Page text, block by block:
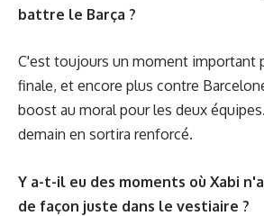
battre le Barça ?
C'est toujours un moment important
finale, et encore plus contre
boost au moral pour les deux
demain en sortira renforcé.
Y a-t-il eu des moments où Xabi
de façon juste dans le vestiaire ?